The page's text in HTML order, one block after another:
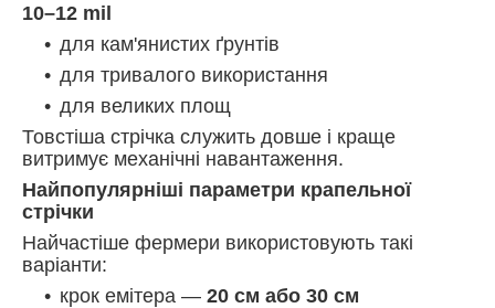
10–12 mil
для кам'янистих ґрунтів
для тривалого використання
для великих площ
Товстіша стрічка служить довше і краще
витримує механічні навантаження.
Найпопулярніші параметри крапельної
стрічки
Найчастіше фермери використовують такі
варіанти:
крок емітера — 20 см або 30 см